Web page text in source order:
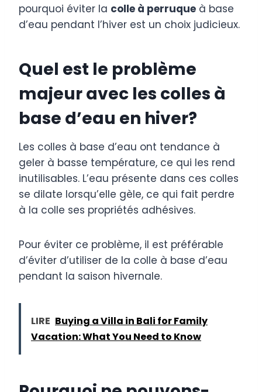
pourquoi éviter la colle à perruque à base
d’eau pendant l’hiver est un choix judicieux.
Quel est le problème
majeur avec les colles à
base d’eau en hiver?
Les colles à base d’eau ont tendance à
geler à basse température, ce qui les rend
inutilisables. L’eau présente dans ces colles
se dilate lorsqu’elle gèle, ce qui fait perdre
à la colle ses propriétés adhésives.
Pour éviter ce problème, il est préférable
d’éviter d’utiliser de la colle à base d’eau
pendant la saison hivernale.
LIRE Buying a Villa in Bali for Family
Vacation: What You Need to Know